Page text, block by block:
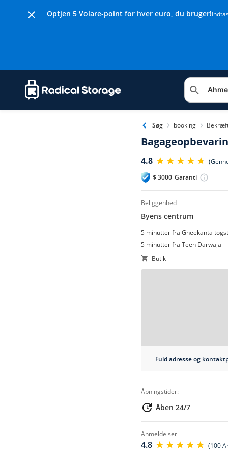
Optjen 5 Volare-point for hver euro, du bruger!
Søg booking
4.8
$3000 Garanti
beliggenhed
Byens centrum
5 minutter fra Gheekanta
5 minutter fra Teen Darwaja
Butik
Fuld adresse og
åbningstider:
Åben 24/7
anmeldelser
4.8 (100